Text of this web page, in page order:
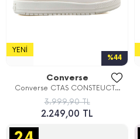
%44
YENI
Converse
Converse CTAS CONSTEUCT...
3.999,90 TL
2.249,00 TL